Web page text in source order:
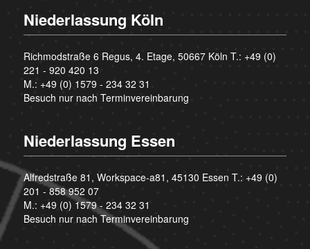
Niederlassung Köln
Richmodstraße 6 Regus, 4. Etage, 50667 Köln T.: +49 (0)
221 - 920 420 13
M.: +49 (0) 1579 - 234 32 31
Besuch nur nach Terminvereinbarung
Niederlassung Essen
Alfredstraße 81, Workspace-a81, 45130 Essen T.: +49 (0)
201 - 858 952 07
M.: +49 (0) 1579 - 234 32 31
Besuch nur nach Terminvereinbarung